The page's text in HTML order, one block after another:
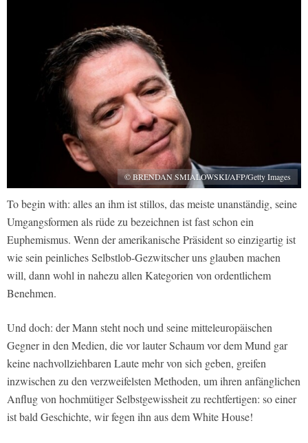
© BRENDAN SMIALOWSKI/AFP/Getty Images
To begin with: alles an ihm ist stillos, das meiste unanständig, seine
Umgangsformen als rüde zu bezeichnen ist fast schon ein
Euphemismus. Wenn der amerikanische Präsident so einzigartig ist
wie sein peinliches Selbstlob-Gezwitscher uns glauben machen
will, dann wohl in nahezu allen Kategorien von ordentlichem
Benehmen.
Und doch: der Mann steht noch und seine mitteleuropäischen
Gegner in den Medien, die vor lauter Schaum vor dem Mund gar
keine nachvollziehbaren Laute mehr von sich geben, greifen
inzwischen zu den verzweifelsten Methoden, um ihren anfänglichen
Anflug von hochmütiger Selbstgewissheit zu rechtfertigen: so einer
ist bald Geschichte, wir fegen ihn aus dem White House!